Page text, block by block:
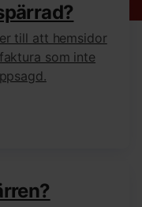
till att hemsidor
som inte